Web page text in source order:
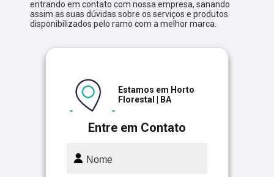
entrando em contato com nossa empresa, sanando
assim as suas dúvidas sobre os serviços e produtos
disponibilizados pelo ramo com a melhor marca.
Entre em Contato
Estamos em Horto
Florestal | BA